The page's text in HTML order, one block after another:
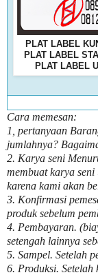
PLAT LABEL
PLAT LABEL
PLAT LABEL
Cara memesan:
1, pertanyaan
jumlahnya?
2. Karya seni
membuat karya
karena kami akan
3. Konfirmasi
produk sebelum
4. Pembayaran.
setengah lainnya
5. Sampel. Setelah
6. Produksi.